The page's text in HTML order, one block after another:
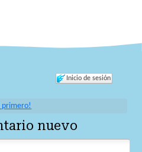
Inicio de sesión
primero!
nuevo